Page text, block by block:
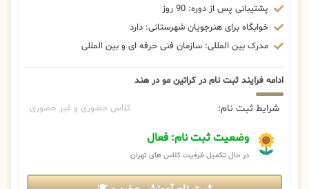
پشتیبانی پس از دوره: 90 روز
خوابگاه برای هنرجویان شهرستانی: دارد
مدرک بین المللی: سازمان فنی حرفه ای و بین المللی
ادامه فرایند ثبت نام در کراتین مو در هند
شرایط ثبت نام: کلاس حضوری و غیر حضوری
وضعیت ثبت نام: فعال
در حال تکمیل ظرفیت کلاس های تهران